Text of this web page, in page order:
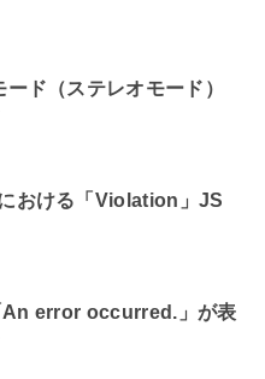
ド（ステレオモード）
おける「Violation」JS
An error occurred.」が表